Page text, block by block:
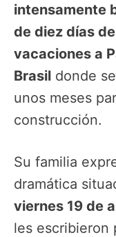
intensamente
de diez días
vacaciones a
Brasil donde
unos meses
construcción.
Su familia
dramática
viernes 19 de
les escribieron